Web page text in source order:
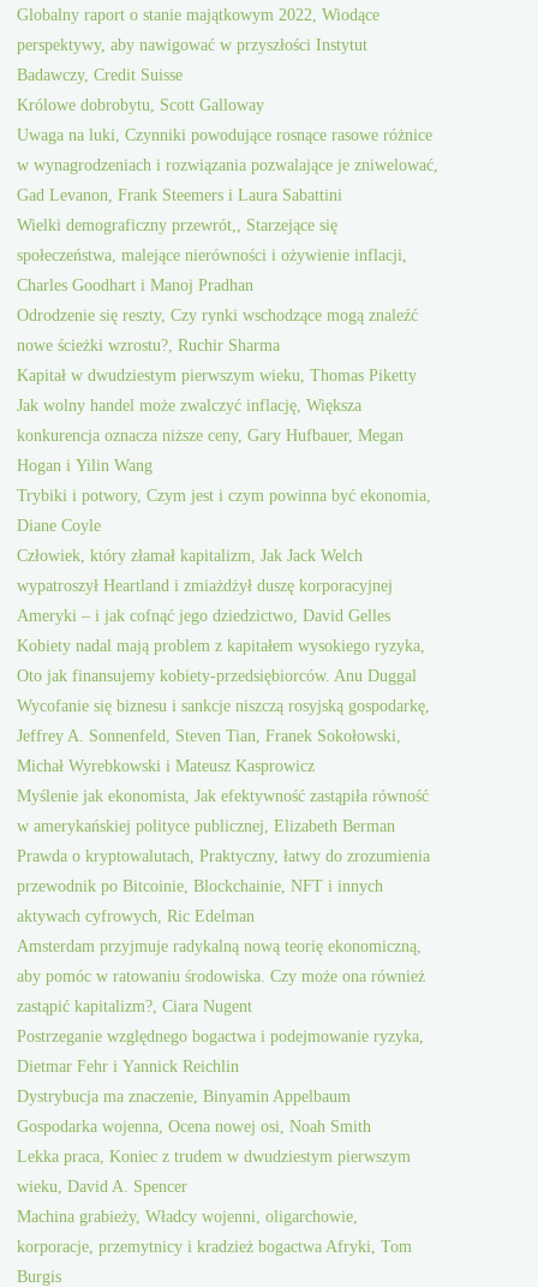
Globalny raport o stanie majątkowym 2022, Wiodące
perspektywy, aby nawigować w przyszłości Instytut
Badawczy, Credit Suisse
Królowe dobrobytu, Scott Galloway
Uwaga na luki, Czynniki powodujące rosnące rasowe różnice
w wynagrodzeniach i rozwiązania pozwalające je zniwelować,
Gad Levanon, Frank Steemers i Laura Sabattini
Wielki demograficzny przewrót,, Starzejące się
społeczeństwa, malejące nierówności i ożywienie inflacji,
Charles Goodhart i Manoj Pradhan
Odrodzenie się reszty, Czy rynki wschodzące mogą znaleźć
nowe ścieżki wzrostu?, Ruchir Sharma
Kapitał w dwudziestym pierwszym wieku, Thomas Piketty
Jak wolny handel może zwalczyć inflację, Większa
konkurencja oznacza niższe ceny, Gary Hufbauer, Megan
Hogan i Yilin Wang
Trybiki i potwory, Czym jest i czym powinna być ekonomia,
Diane Coyle
Człowiek, który złamał kapitalizm, Jak Jack Welch
wypatroszył Heartland i zmiażdżył duszę korporacyjnej
Ameryki – i jak cofnąć jego dziedzictwo, David Gelles
Kobiety nadal mają problem z kapitałem wysokiego ryzyka,
Oto jak finansujemy kobiety-przedsiębiorców. Anu Duggal
Wycofanie się biznesu i sankcje niszczą rosyjską gospodarkę,
Jeffrey A. Sonnenfeld, Steven Tian, Franek Sokołowski,
Michał Wyrebkowski i Mateusz Kasprowicz
Myślenie jak ekonomista, Jak efektywność zastąpiła równość
w amerykańskiej polityce publicznej, Elizabeth Berman
Prawda o kryptowalutach, Praktyczny, łatwy do zrozumienia
przewodnik po Bitcoinie, Blockchainie, NFT i innych
aktywach cyfrowych, Ric Edelman
Amsterdam przyjmuje radykalną nową teorię ekonomiczną,
aby pomóc w ratowaniu środowiska. Czy może ona również
zastąpić kapitalizm?, Ciara Nugent
Postrzeganie względnego bogactwa i podejmowanie ryzyka,
Dietmar Fehr i Yannick Reichlin
Dystrybucja ma znaczenie, Binyamin Appelbaum
Gospodarka wojenna, Ocena nowej osi, Noah Smith
Lekka praca, Koniec z trudem w dwudziestym pierwszym
wieku, David A. Spencer
Machina grabieży, Władcy wojenni, oligarchowie,
korporacje, przemytnicy i kradzież bogactwa Afryki, Tom
Burgis